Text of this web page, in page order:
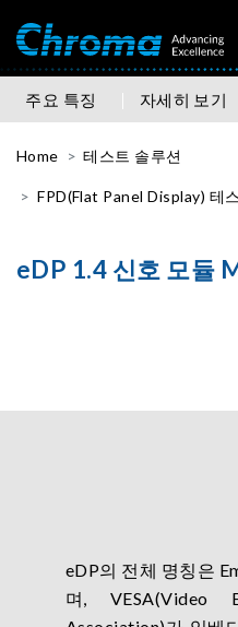
주요 특징 자세히 보기
Home 테스트 솔루션
FPD(Flat Panel Display) 테
eDP 1.4 신호 모듈
eDP의 전체 명칭은
며, VESA(Video